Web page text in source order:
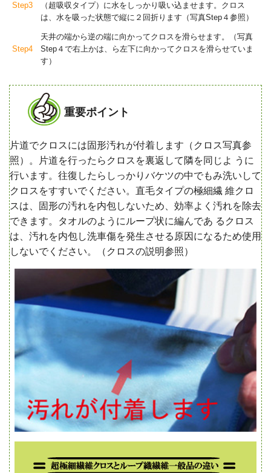
Step3
（超吸収タイプ）に水をしっかり吸い込ませます。クロス
は、水を吸った状態で縦に２回折ります（写真Step４参照）
Step4
天井の端から逆の端に向かってクロスを滑らせます。（写真
Step４で右上かは、ら左下に向かってクロスを滑らせていま
す）
重要ポイント
片道でクロスには固形汚れが付着します（クロス写真参
照）。片道を行ったらクロスを裏返して隣を同じよ うに
行います。往復したらしっかりバケツの中でもみ洗いして
クロスをすすいでください。直毛タイプの極細繊 維クロ
スは、固形の汚れを内包しないため、効率よく汚れを除去
できます。タオルのようにループ状に編んであ るクロス
は、汚れを内包し洗車傷を発生させる原因になるため使用
しないでください。（クロスの説明参照）